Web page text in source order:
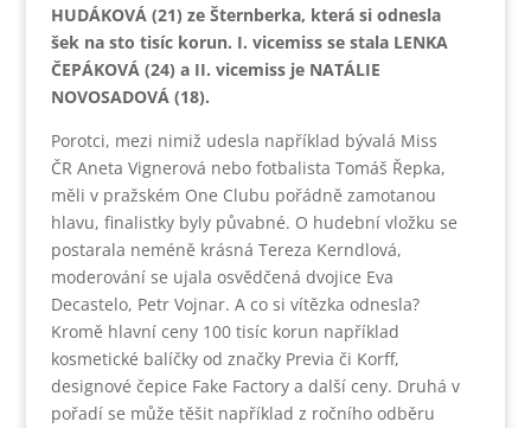
HUDÁKOVÁ (21) ze Šternberka, která si odnesla
šek na sto tisíc korun. I. vicemiss se stala LENKA
ČEPÁKOVÁ (24) a II. vicemiss je NATÁLIE
NOVOSADOVÁ (18).
Porotci, mezi nimiž udesla například bývalá Miss
ČR Aneta Vignerová nebo fotbalista Tomáš Řepka,
měli v pražském One Clubu pořádně zamotanou
hlavu, finalistky byly půvabné. O hudební vložku se
postarala neméně krásná Tereza Kerndlová,
moderování se ujala osvědčená dvojice Eva
Decastelo, Petr Vojnar. A co si vítězka odnesla?
Kromě hlavní ceny 100 tisíc korun například
kosmetické balíčky od značky Previa či Korff,
designové čepice Fake Factory a další ceny. Druhá v
pořadí se může těšit například z ročního odběru